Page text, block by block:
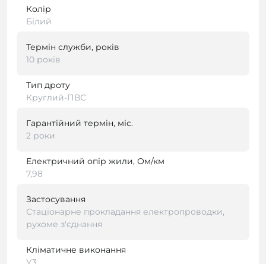
Колір
Білий
Термін служби, років
10 років
Тип дроту
Круглий-ПВС
Гарантійний термін, міс.
2 роки
Електричний опір жили, Ом/км
7,98
Застосування
Стаціонарне прокладання електропроводки,
рухоме з'єднання
Кліматичне виконання